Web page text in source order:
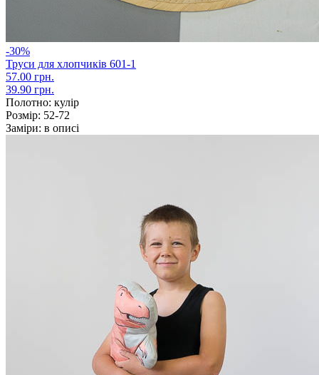
-30%
Труси для хлопчиків 601-1
57.00 грн.
39.90 грн.
Полотно: кулір
Розмір: 52-72
Заміри: в описі